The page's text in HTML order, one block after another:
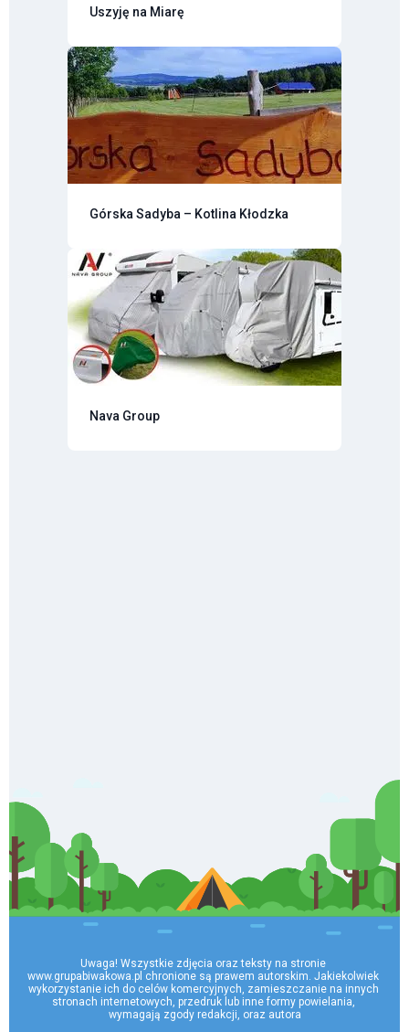
Uszyję na Miarę
Górska Sadyba – Kotlina Kłodzka
Nava Group
Uwaga! Wszystkie zdjęcia oraz teksty na stronie
www.grupabiwakowa.pl chronione są prawem autorskim. Jakiekolwiek
wykorzystanie ich do celów komercyjnych, zamieszczanie na innych
stronach internetowych, przedruk lub inne formy powielania,
wymagają zgody redakcji, oraz autora